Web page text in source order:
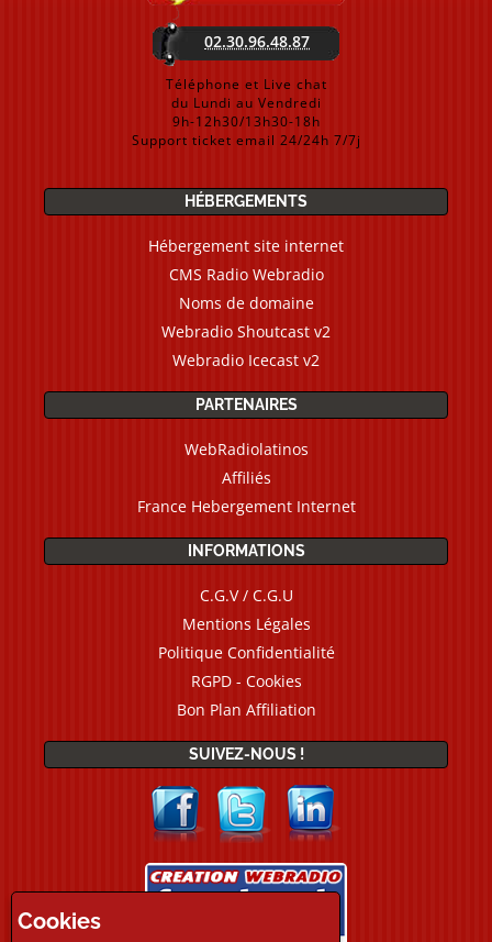
02.30.96.48.87
Téléphone et Live chat
du Lundi au Vendredi
9h-12h30/13h30-18h
Support ticket email 24/24h 7/7j
HÉBERGEMENTS
Hébergement site internet
CMS Radio Webradio
Noms de domaine
Webradio Shoutcast v2
Webradio Icecast v2
PARTENAIRES
WebRadiolatinos
Affiliés
France Hebergement Internet
INFORMATIONS
C.G.V / C.G.U
Mentions Légales
Politique Confidentialité
RGPD - Cookies
Bon Plan Affiliation
SUIVEZ-NOUS !
Cookies